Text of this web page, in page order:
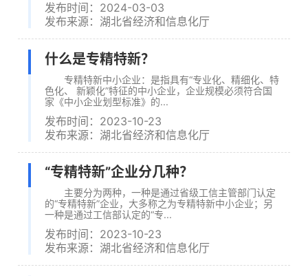
发布时间：2024-03-03
发布来源：湖北省经济和信息化厅
什么是专精特新？
专精特新中小企业：是指具有“专业化、精细化、特
色化、 新颖化”特征的中小企业，企业规模必须符合国
家《中小企业划型标准》的...
发布时间：2023-10-23
发布来源：湖北省经济和信息化厅
“专精特新”企业分几种？
主要分为两种，一种是通过省级工信主管部门认定
的“专精特新”企业，大多称之为专精特新中小企业；另
一种是通过工信部认定的“专...
发布时间：2023-10-23
发布来源：湖北省经济和信息化厅